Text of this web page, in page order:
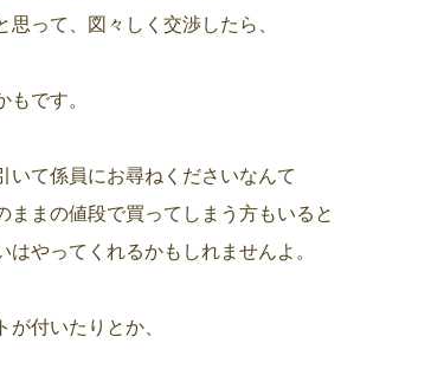
って、図々しく交渉したら、
です。
て係員にお尋ねくださいなんて
まの値段で買ってしまう方もいると
やってくれるかもしれませんよ。
付いたりとか、